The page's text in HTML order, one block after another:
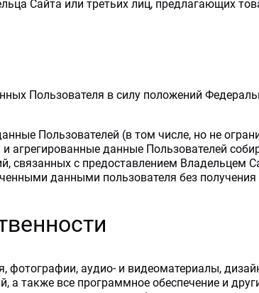
Сайта или третьих лиц, предлагающих
Пользователя в силу положений
Пользователей (в том числе, но не
данные Пользователей
связанных с предоставлением Владельцем
данными пользователя без получения
аудио- и видеоматериалы,
также все программное обеспечение и